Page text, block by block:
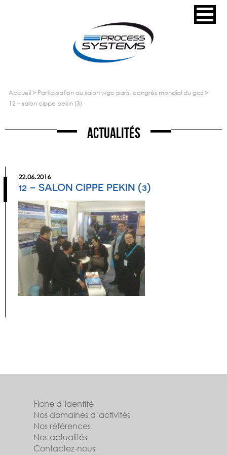
accueil> participation au salon wgc paris. congrès mondial du gaz>
12 – salon cippe pekin (3)
Actualités
22.06.2016
12 – SALON CIPPE PEKIN (3)
Fiche d’identité
Nos domaines d’activités
Nos références
Nos actualités
Contactez-nous